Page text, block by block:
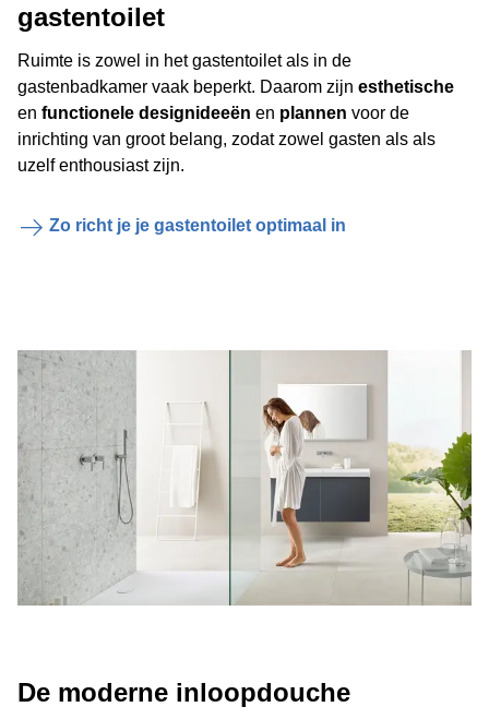
gastentoilet
Ruimte is zowel in het gastentoilet als in de
gastenbadkamer vaak beperkt. Daarom zijn esthetische
en functionele designideeën en plannen voor de
inrichting van groot belang, zodat zowel gasten als als
uzelf enthousiast zijn.
Zo richt je je gastentoilet optimaal in
De moderne inloopdouche